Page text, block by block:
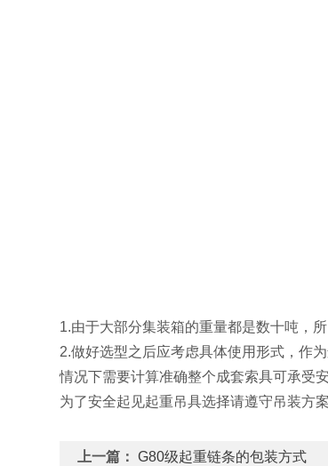
1.由于大部分集装箱的重量都是数十吨，
2.做好选型之后应考虑具体使用形式，作
情况下需要计算准确整个成套索具可承受
为了安全起见起重吊具选择请遵守吊装方
上一篇： G80级起重链条的包装方式